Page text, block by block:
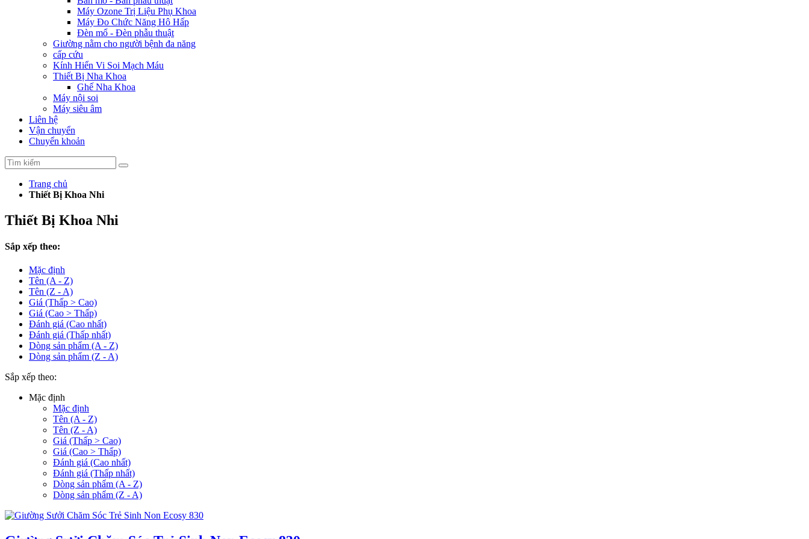
Máy Ozone Trị Liệu Phụ Khoa
Máy Đo Chức Năng Hô Hấp
Đèn mổ - Đèn phẫu thuật
Giường nằm cho người bệnh đa năng
cấp cứu
Kính Hiển Vi Soi Mạch Máu
Thiết Bị Nha Khoa
Ghế Nha Khoa
Máy nội soi
Máy siêu âm
Liên hệ
Vận chuyển
Chuyển khoản
Trang chủ
Thiết Bị Khoa Nhi
Thiết Bị Khoa Nhi
Sắp xếp theo:
Mặc định
Tên (A - Z)
Tên (Z - A)
Giá (Thấp > Cao)
Giá (Cao > Thấp)
Đánh giá (Cao nhất)
Đánh giá (Thấp nhất)
Dòng sản phẩm (A - Z)
Dòng sản phẩm (Z - A)
Sắp xếp theo:
Mặc định
Mặc định
Tên (A - Z)
Tên (Z - A)
Giá (Thấp > Cao)
Giá (Cao > Thấp)
Đánh giá (Cao nhất)
Đánh giá (Thấp nhất)
Dòng sản phẩm (A - Z)
Dòng sản phẩm (Z - A)